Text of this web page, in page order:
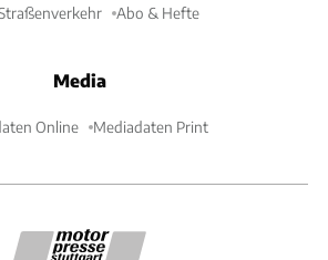
Abo & Hefte
Media
Online Mediadaten Print